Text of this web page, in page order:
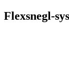
Flexsnegl-